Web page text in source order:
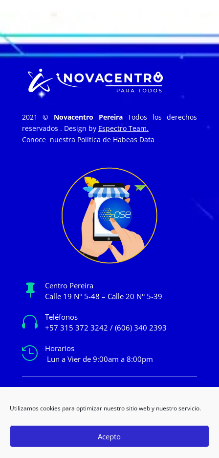
Utilizamos cookies para optimizar nuestro sitio web y nuestro servicio.
Acepto
2021 © Novacentro PereiraTodos los derechos
reservados . Design by Espectro Team.
Conoce nuestra Política de Habeas Data

Centro Pereira
Calle 19 N° 5-48 – Calle 20 N° 5-39

Teléfonos
+57 315 372 3242 / (606) 340 2393

Horarios
Lun a Vier de 9:00am a 8:00pm